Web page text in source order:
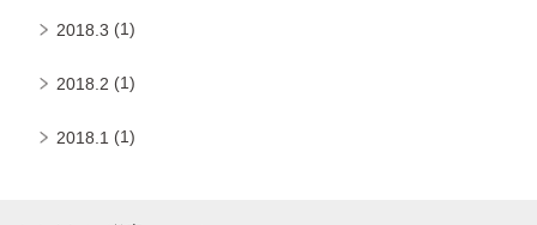
2018.3 (1)
2018.2 (1)
2018.1 (1)